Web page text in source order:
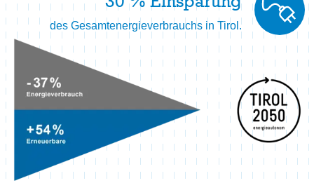
Projektstatus
Geschichte
Gut zu wissen
Informationsveranstaltungen
des Gesamtenergieverbrauchs in Tirol.